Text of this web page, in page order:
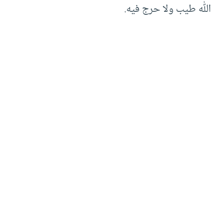
الله طيب ولا حرج فيه.